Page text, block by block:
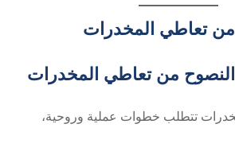
تعاطي المخدرات
من تعاطي المخدرات
تتطلب خطوات عملية وروحية،